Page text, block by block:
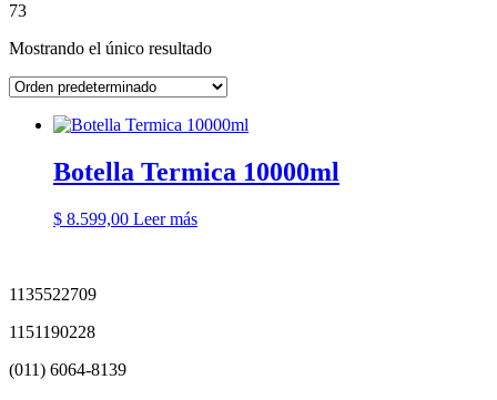
73
Mostrando el único resultado
Botella Termica 10000ml
$ 8.599,00 Leer más
1135522709
1151190228
(011) 6064-8139